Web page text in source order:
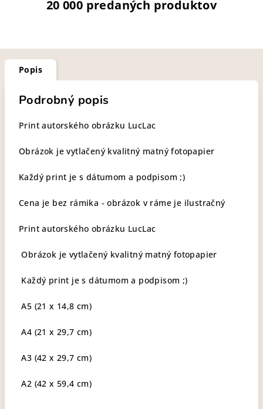
20 000 predaných produktov
Popis
Podrobný popis
Print autorského obrázku LucLac
Obrázok je vytlačený kvalitný matný fotopapier
Každý print je s dátumom a podpisom ;)
Cena je bez rámika - obrázok v ráme je ilustračný
Print autorského obrázku LucLac
Obrázok je vytlačený kvalitný matný fotopapier
Každý print je s dátumom a podpisom ;)
A5 (21 x 14,8 cm)
A4 (21 x 29,7 cm)
A3 (42 x 29,7 cm)
A2 (42 x 59,4 cm)